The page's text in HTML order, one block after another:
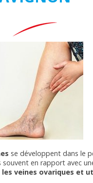
se développent dans le
en rapport avec
veines ovariques et